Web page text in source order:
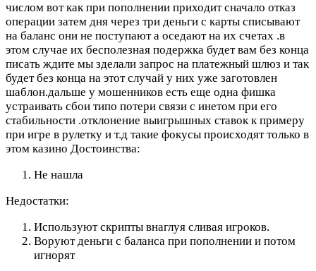
числом вот как при пополнении приходит сначало отказ
операции затем дня через три деньги с карты списывают
на баланс они не поступают а оседают на их счетах .в
этом случае их бесполезная подержка будет вам без конца
писать ждите мы зделали запрос на платежный шлюз и так
будет без конца на этот случай у них уже заготовлен
шаблон.дальше у мошенников есть еще одна фишка
устраивать сбои типо потери связи с инетом при его
стабильности .отклонение выигрышных ставок к примеру
при игре в рулетку и т.д такие фокусы происходят только в
этом казино Достоинства:
Не нашла
Недостатки:
Используют скрипты внаглуя сливая игроков.
Воруют деньги с баланса при пополнении и потом
игнорят